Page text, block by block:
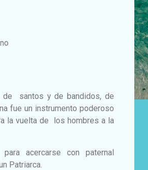
de santos y de bandidos, de
fue un instrumento poderoso
la vuelta de los hombres a la
acercarse con paternal
Patriarca.